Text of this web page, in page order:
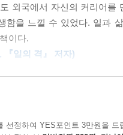
대한 접근도 바뀔 수밖에
있는 일이 필요했다. 이런
외국에서 자신의 커리어
함을 느낄 수 있었다. 일과
이다.
『일의 격』 저자)
와 용기가 될 것이다.
리아 대표, 『나를 믿고 일한
선정하여 YES포인트 3만원을 드